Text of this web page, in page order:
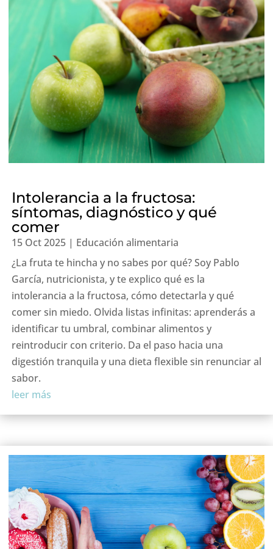
Intolerancia a la fructosa:
síntomas, diagnóstico y qué
comer
15 Oct 2025 | Educación alimentaria
¿La fruta te hincha y no sabes por qué? Soy Pablo
García, nutricionista, y te explico qué es la
intolerancia a la fructosa, cómo detectarla y qué
comer sin miedo. Olvida listas infinitas: aprenderás a
identificar tu umbral, combinar alimentos y
reintroducir con criterio. Da el paso hacia una
digestión tranquila y una dieta flexible sin renunciar al
sabor.
leer más